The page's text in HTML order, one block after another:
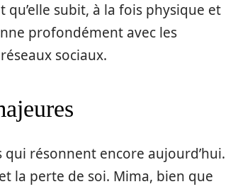
qu’elle subit, à la fois physique et
profondément avec les
sociaux.
résonnent encore aujourd’hui.
la perte de soi. Mima, bien que